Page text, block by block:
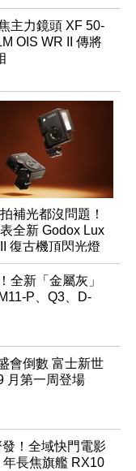
主力鏡頭 XF 50-
OIS WR II 傳將
補光都沒問題！
全新 Godox Lux
復古機頂閃光燈
全新「金屬灰」
P、Q3、D-
會倒數 富士新世
月第一周登場
！全域快門電影
長焦旗艦 RX10